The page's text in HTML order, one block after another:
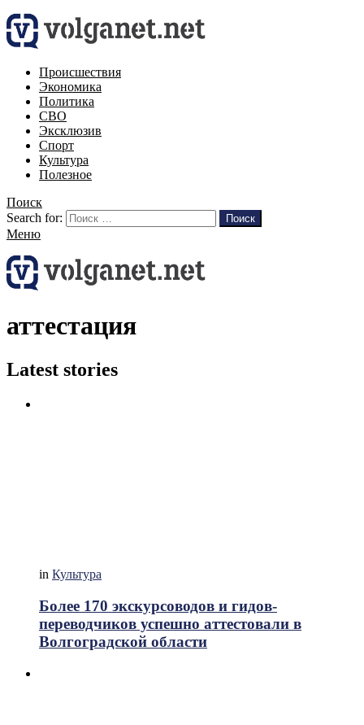
Происшествия
Экономика
Политика
СВО
Эксклюзив
Спорт
Культура
Полезное
Поиск
Search for:
Поиск
Меню
аттестация
Latest stories
in Культура
Более 170 экскурсоводов и гидов-
переводчиков успешно аттестовали в
Волгоградской области